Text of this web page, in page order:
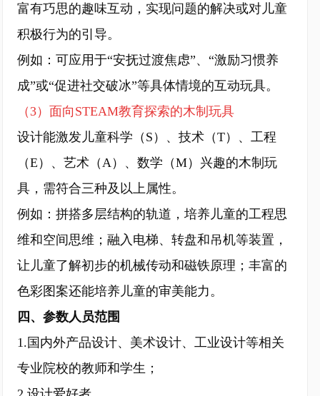
富有巧思的趣味互动，实现问题的解决或对儿童
积极行为的引导。
例如：可应用于“安抚过渡焦虑”、“激励习惯养
成”或“促进社交破冰”等具体情境的互动玩具。
（3）面向STEAM教育探索的木制玩具
设计能激发儿童科学（S）、技术（T）、工程
（E）、艺术（A）、数学（M）兴趣的木制玩
具，需符合三种及以上属性。
例如：拼搭多层结构的轨道，培养儿童的工程思
维和空间思维；融入电梯、转盘和吊机等装置，
让儿童了解初步的机械传动和磁铁原理；丰富的
色彩图案还能培养儿童的审美能力。
四、参数人员范围
1.国内外产品设计、美术设计、工业设计等相关
专业院校的教师和学生；